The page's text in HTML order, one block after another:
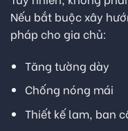
Nếu bắt buộc xây
pháp cho gia chủ:
Tăng tường dày
Chống nóng mái
Thiết kế lam, ban